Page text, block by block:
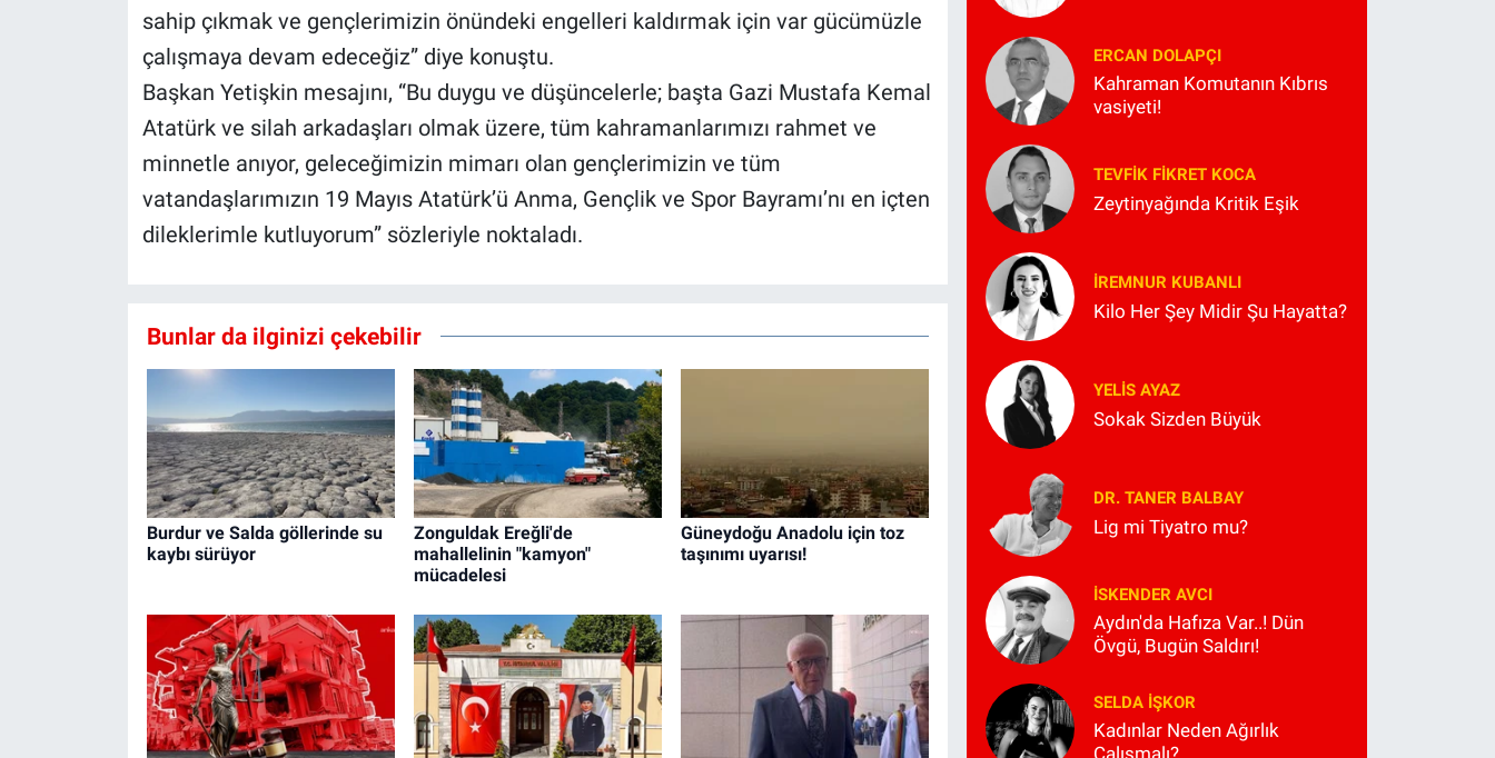
sahip çıkmak ve gençlerimizin önündeki engelleri kaldırmak için var gücümüzle
çalışmaya devam edeceğiz” diye konuştu.
Başkan Yetişkin mesajını, “Bu duygu ve düşüncelerle; başta Gazi Mustafa Kemal
Atatürk ve silah arkadaşları olmak üzere, tüm kahramanlarımızı rahmet ve
minnetle anıyor, geleceğimizin mimarı olan gençlerimizin ve tüm
vatandaşlarımızın 19 Mayıs Atatürk’ü Anma, Gençlik ve Spor Bayramı’nı en içten
dileklerimle kutluyorum” sözleriyle noktaladı.
Bunlar da ilginizi çekebilir
Burdur ve Salda göllerinde su
kaybı sürüyor
Zonguldak Ereğli'de
mahallelinin "kamyon"
mücadelesi
Güneydoğu Anadolu için toz
taşınımı uyarısı!
ERCAN DOLAPÇI
Kahraman Komutanın Kıbrıs
vasiyeti!
TEVFIK FIKRET KOCA
Zeytinyağında Kritik Eşik
İREMNUR KUBANLI
Kilo Her Şey Midir Şu Hayatta?
YELIS AYAZ
Sokak Sizden Büyük
DR. TANER BALBAY
Lig mi Tiyatro mu?
İSKENDER AVCI
Aydın'da Hafıza Var..! Dün
Övgü, Bugün Saldırı!
SELDA İŞKOR
Kadınlar Neden Ağırlık